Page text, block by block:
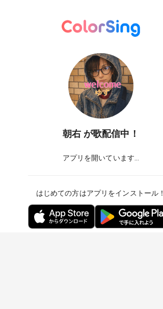
朝右 が歌配信中！
アプリを開いています...
はじめての方はアプリをインストール！